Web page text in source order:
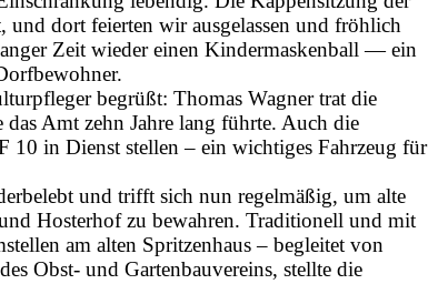
und dort feierten wir ausgelassen und fröhlich
Zeit wieder einen Kindermaskenball — ein
begrüßt: Thomas Wagner trat die
Amt zehn Jahre lang führte. Auch die
10 in Dienst stellen – ein wichtiges Fahrzeug für
und trifft sich nun regelmäßig, um alte
Hosterhof zu bewahren. Traditionell und mit
am alten Spritzenhaus – begleitet von
Obst- und Gartenbauvereins, stellte die